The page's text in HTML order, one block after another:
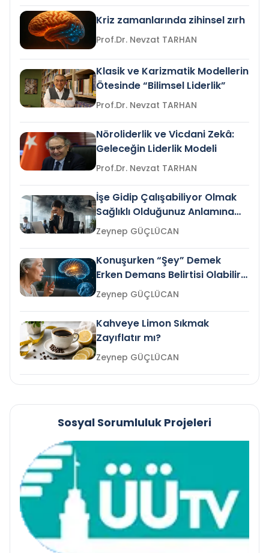
Kriz zamanlarında zihinsel zırh
Prof.Dr. Nevzat TARHAN
Klasik ve Karizmatik Modellerin
Ötesinde “Bilimsel Liderlik”
Prof.Dr. Nevzat TARHAN
Nöroliderlik ve Vicdani Zekâ:
Geleceğin Liderlik Modeli
Prof.Dr. Nevzat TARHAN
İşe Gidip Çalışabiliyor Olmak
Sağlıklı Olduğunuz Anlamına
Gelir mi?Zeynep GÜÇLÜCAN
Konuşurken “Şey” Demek
Erken Demans Belirtisi Olabilir
mi?
Zeynep GÜÇLÜCAN
Kahveye Limon Sıkmak
Zayıflatır mı?
Zeynep GÜÇLÜCAN
Sosyal Sorumluluk Projeleri